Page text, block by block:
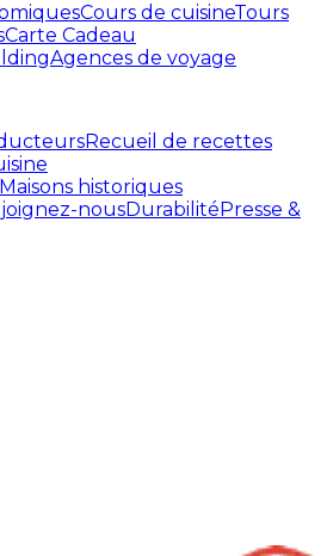
Cours de cuisineTours
Carte Cadeau
Agences de voyage
Recueil de recettes
Maisons historiques
nousDurabilitéPresse &